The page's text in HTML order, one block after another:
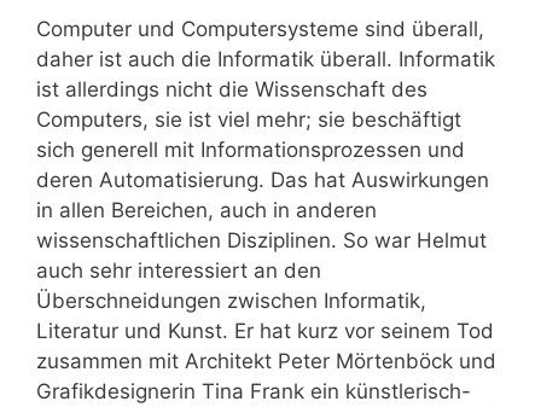
Computer und Computersysteme sind überall,
daher ist auch die Informatik überall. Informatik
ist allerdings nicht die Wissenschaft des
Computers, sie ist viel mehr; sie beschäftigt
sich generell mit Informationsprozessen und
deren Automatisierung. Das hat Auswirkungen
in allen Bereichen, auch in anderen
wissenschaftlichen Disziplinen. So war Helmut
auch sehr interessiert an den
Überschneidungen zwischen Informatik,
Literatur und Kunst. Er hat kurz vor seinem Tod
zusammen mit Architekt Peter Mörtenböck und
Grafikdesignerin Tina Frank ein künstlerisch-